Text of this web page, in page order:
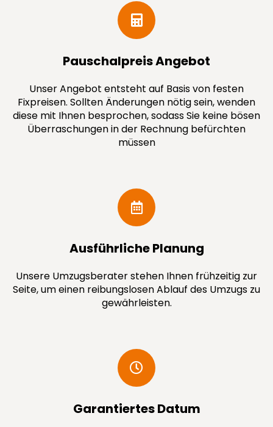
Pauschal­preis Angebot
Unser Angebot entsteht auf Basis von festen
Fixpreisen. Sollten Änderungen nötig sein, wenden
diese mit Ihnen besprochen, sodass Sie keine bösen
Überraschungen in der Rechnung befürchten
müssen
Ausführ­liche Planung
Unsere Umzugsberater stehen Ihnen frühzeitig zur
Seite, um einen reibungslosen Ablauf des Umzugs zu
gewährleisten.
Garantiertes Datum